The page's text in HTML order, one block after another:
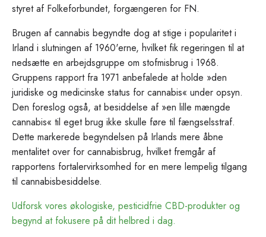
styret af Folkeforbundet, forgængeren for FN.
Brugen af cannabis begyndte dog at stige i popularitet i
Irland i slutningen af 1960'erne, hvilket fik regeringen til at
nedsætte en arbejdsgruppe om stofmisbrug i 1968.
Gruppens rapport fra 1971 anbefalede at holde »den
juridiske og medicinske status for cannabis« under opsyn.
Den foreslog også, at besiddelse af »en lille mængde
cannabis« til eget brug ikke skulle føre til fængselsstraf.
Dette markerede begyndelsen på Irlands mere åbne
mentalitet over for cannabisbrug, hvilket fremgår af
rapportens fortalervirksomhed for en mere lempelig tilgang
til cannabisbesiddelse.
Udforsk vores økologiske, pesticidfrie CBD-produkter og
begynd at fokusere på dit helbred i dag.